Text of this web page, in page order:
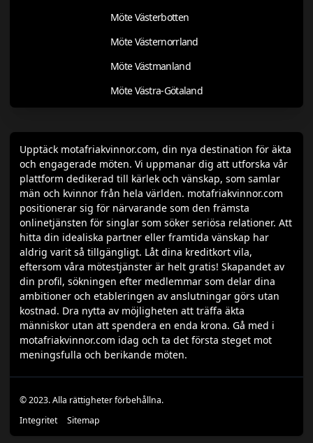
Möte Västerbotten
Möte Västernorrland
Möte Västmanland
Möte Västra-Götaland
Upptäck motafriakvinnor.com, din nya destination för äkta
och engagerade möten. Vi uppmanar dig att utforska vår
plattform dedikerad till kärlek och vänskap, som samlar
män och kvinnor från hela världen. motafriakvinnor.com
positionerar sig för närvarande som den främsta
onlinetjänsten för singlar som söker seriösa relationer. Att
hitta din idealiska partner eller framtida vänskap har
aldrig varit så tillgängligt. Låt dina kreditkort vila,
eftersom våra mötestjänster är helt gratis! Skapandet av
din profil, sökningen efter medlemmar som delar dina
ambitioner och etableringen av anslutningar görs utan
kostnad. Dra nytta av möjligheten att träffa äkta
människor utan att spendera en enda krona. Gå med i
motafriakvinnor.com idag och ta det första steget mot
meningsfulla och berikande möten.
© 2023. Alla rättigheter förbehållna.
Integritet
Sitemap